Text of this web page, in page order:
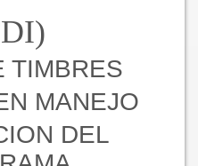
TIMBRES
MANEJO
DEL